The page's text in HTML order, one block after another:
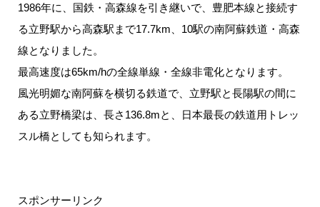
1986年に、国鉄・高森線を引き継いで、豊肥本線と接続す
る立野駅から高森駅まで17.7km、10駅の南阿蘇鉄道・高森
線となりました。
最高速度は65km/hの全線単線・全線非電化となります。
風光明媚な南阿蘇を横切る鉄道で、立野駅と長陽駅の間に
ある立野橋梁は、長さ136.8mと、日本最長の鉄道用トレッ
スル橋としても知られます。
スポンサーリンク